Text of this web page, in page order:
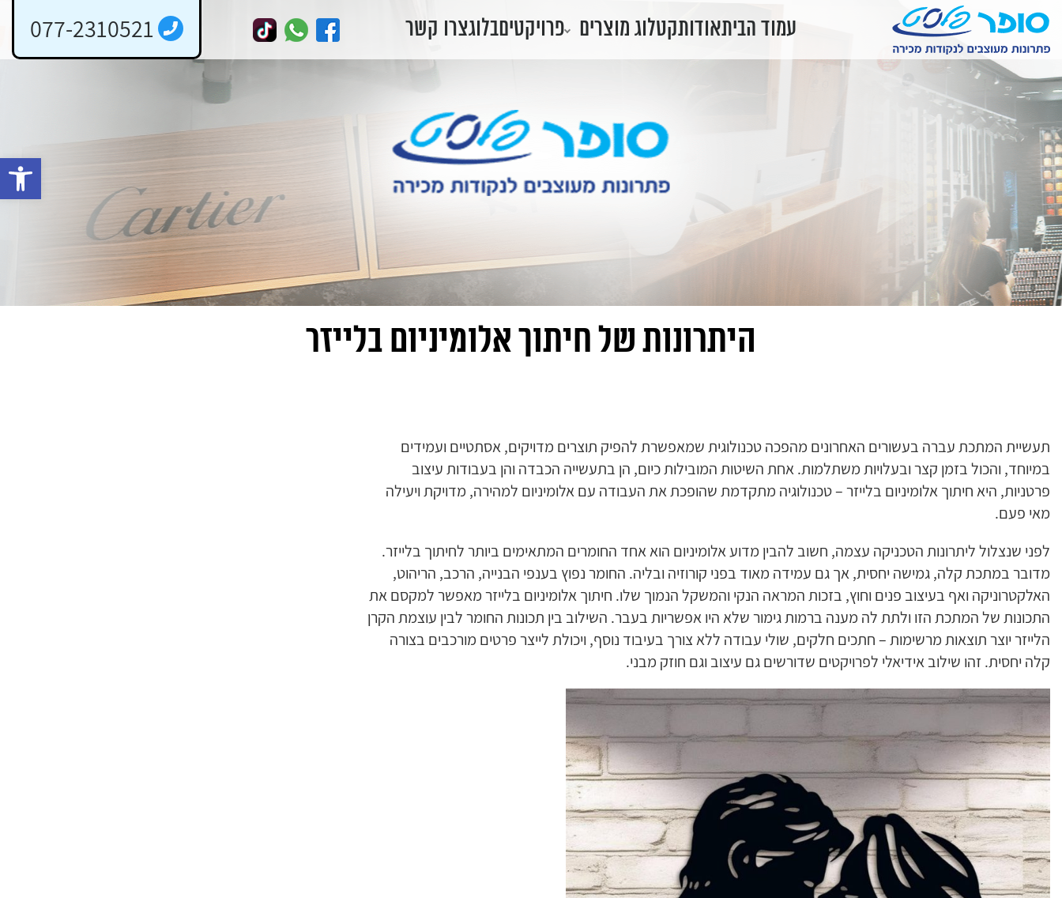
עמוד הביתאודותקטלוג מוצרים פרויקטיםבלוגצרו קשר 077-2310521
היתרונות של חיתוך אלומיניום בלייזר
תעשיית המתכת עברה בעשורים האחרונים מהפכה טכנולוגית שמאפשרת להפיק תוצרים מדויקים, אסתטיים ועמידים
במיוחד, והכול בזמן קצר ובעלויות משתלמות. אחת השיטות המובילות כיום, הן בתעשייה הכבדה והן בעבודות עיצוב
פרטניות, היא חיתוך אלומיניום בלייזר – טכנולוגיה מתקדמת שהופכת את העבודה עם אלומיניום למהירה, מדויקת ויעילה
מאי פעם.
לפני שנצלול ליתרונות הטכניקה עצמה, חשוב להבין מדוע אלומיניום הוא אחד החומרים המתאימים ביותר לחיתוך בלייזר.
מדובר במתכת קלה, גמישה יחסית, אך גם עמידה מאוד בפני קורוזיה ובליה. החומר נפוץ בענפי הבנייה, הרכב, הריהוט,
האלקטרוניקה ואף בעיצוב פנים וחוץ, בזכות המראה הנקי והמשקל הנמוך שלו. חיתוך אלומיניום בלייזר מאפשר למקסם את
התכונות של המתכת הזו ולתת לה מענה ברמות גימור שלא היו אפשריות בעבר. השילוב בין תכונות החומר לבין עוצמת הקרן
הלייזר יוצר תוצאות מרשימות – חתכים חלקים, שולי עבודה ללא צורך בעיבוד נוסף, ויכולת לייצר פרטים מורכבים בצורה
קלה יחסית. זהו שילוב אידיאלי לפרויקטים שדורשים גם עיצוב וגם חוזק מבני.